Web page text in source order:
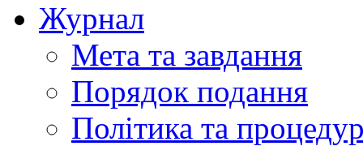
Журнал
Мета та завдання
Порядок подання
Політика та